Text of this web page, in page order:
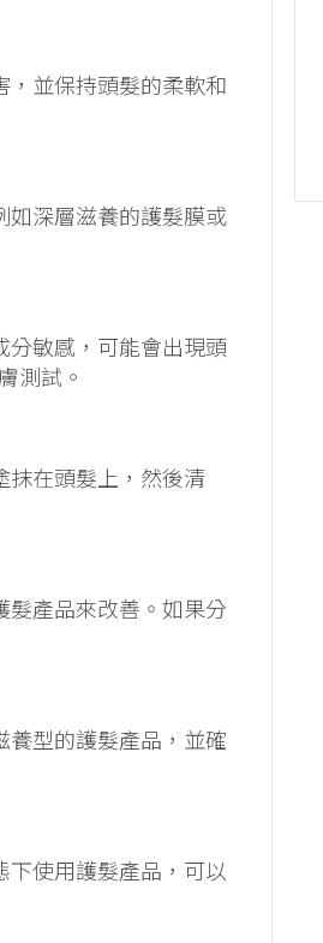
，並保持頭髮的柔軟和
如深層滋養的護髮膜或
分敏感，可能會出現頭
測試。
抹在頭髮上，然後清
髮產品來改善。如果分
養型的護髮產品，並確
使用護髮產品，可以